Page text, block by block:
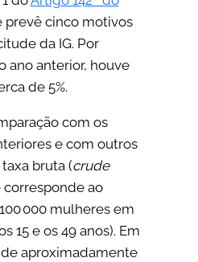
prevê cinco motivos
da IG. Por
ano anterior, houve
de 5%.
com os
e com outros
bruta (crude
corresponde ao
000 mulheres em
15 e os 49 anos). Em
aproximadamente